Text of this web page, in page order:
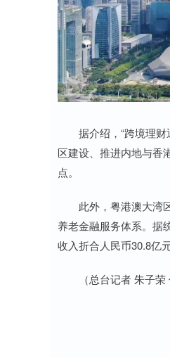
据介绍，“跨境理财
区建设、推进内地与香
点。
此外，粤港澳大湾区
养老金融服务体系。据
收入折合人民币30.8亿元
（总台记者 朱子荣